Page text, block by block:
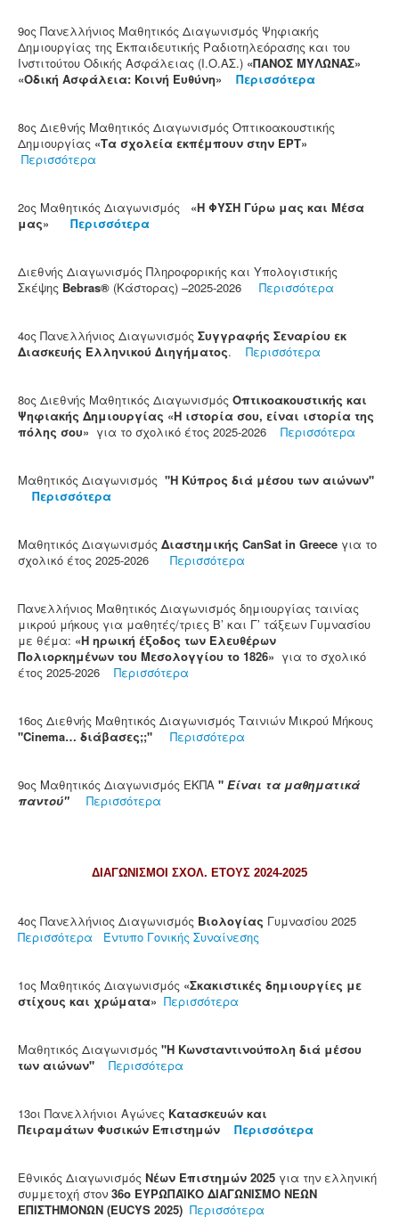
9ος Πανελλήνιος Μαθητικός Διαγωνισμός Ψηφιακής
Δημιουργίας της Εκπαιδευτικής Ραδιοτηλεόρασης και του
Ινστιτούτου Οδικής Ασφάλειας (Ι.Ο.ΑΣ.) «ΠΑΝΟΣ ΜΥΛΩΝΑΣ»
«Οδική Ασφάλεια: Κοινή Ευθύνη» Περισσότερα
8ος Διεθνής Μαθητικός Διαγωνισμός Οπτικοακουστικής
Δημιουργίας «Τα σχολεία εκπέμπουν στην ΕΡΤ»
Περισσότερα
2ος Μαθητικός Διαγωνισμός
«Η ΦΥΣΗ Γύρω μας και Μέσα
μας»
Περισσότερα
Διεθνής Διαγωνισμός Πληροφορικής και Υπολογιστικής
Σκέψης Bebras® (Κάστορας) –2025-2026 Περισσότερα
4ος Πανελλήνιος Διαγωνισμός Συγγραφής Σεναρίου εκ
Διασκευής Ελληνικού Διηγήματος. Περισσότερα
8ος Διεθνής Μαθητικός Διαγωνισμός Οπτικοακουστικής και
Ψηφιακής Δημιουργίας «Η ιστορία σου, είναι ιστορία της
πόλης σου» για το σχολικό έτος 2025-2026 Περισσότερα
Μαθητικός Διαγωνισμός "Η Κύπρος διά μέσου των αιώνων"
Περισσότερα
Μαθητικός Διαγωνισμός Διαστημικής CanSat in Greece για το
σχολικό έτος 2025-2026 Περισσότερα
Πανελλήνιος Μαθητικός Διαγωνισμός δημιουργίας ταινίας
μικρού μήκους για μαθητές/τριες Β’ και Γ’ τάξεων Γυμνασίου
με θέμα: «Η ηρωική έξοδος των Ελευθέρων
Πολιορκημένων του Μεσολογγίου το 1826» για το σχολικό
έτος 2025-2026 Περισσότερα
16ος Διεθνής Μαθητικός Διαγωνισμός Ταινιών Μικρού Μήκους
"Cinema… διάβασες;;" Περισσότερα
9ος Μαθητικός Διαγωνισμός EΚΠΑ " Είναι τα μαθηματικά
παντού" Περισσότερα
ΔΙΑΓΩΝΙΣΜΟΙ ΣΧΟΛ. ΕΤΟΥΣ 2024-2025
4ος Πανελλήνιος Διαγωνισμός Βιολογίας Γυμνασίου 2025
Περισσότερα
Έντυπο Γονικής Συναίνεσης
1ος Μαθητικός Διαγωνισμός «Σκακιστικές δημιουργίες με
στίχους και χρώματα» Περισσότερα
Μαθητικός Διαγωνισμός "Η Κωνσταντινούπολη διά μέσου
των αιώνων"
Περισσότερα
13οι Πανελλήνιοι Αγώνες Κατασκευών και
Πειραμάτων Φυσικών Επιστημών Περισσότερα
Εθνικός Διαγωνισμός Νέων Επιστημών 2025 για την ελληνική
συμμετοχή στον 36ο ΕΥΡΩΠΑΪΚΟ ΔΙΑΓΩΝΙΣΜΟ ΝΕΩΝ
ΕΠΙΣΤΗΜΟΝΩΝ (EUCYS 2025) Περισσότερα